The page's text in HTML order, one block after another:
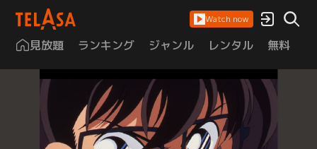
Watch now
見放題 ランキング ジャンル レンタル 無料